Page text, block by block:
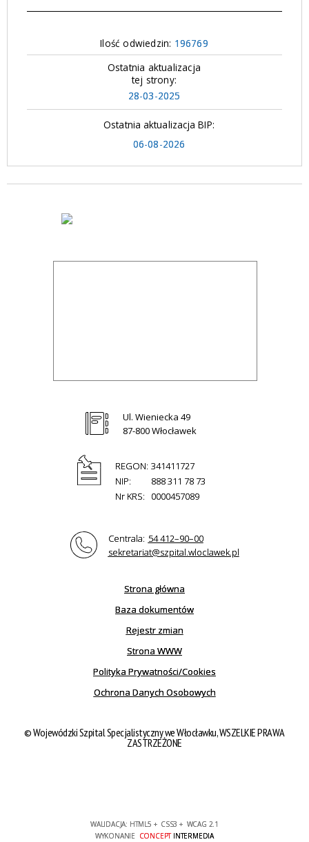
Ilość odwiedzin: 196769
Ostatnia aktualizacja
tej strony:
28-03-2025
Ostatnia aktualizacja BIP:
06-08-2026
Ul. Wieniecka 49
87-800 Włocławek
REGON: 341411727
NIP:
888 311 78 73
Nr KRS:
0000457089
Centrala: 54 412–90–00
sekretariat@szpital.wloclawek.pl
Strona główna
Baza dokumentów
Rejestr zmian
Strona WWW
Polityka Prywatności/Cookies
Ochrona Danych Osobowych
© Wojewódzki Szpital Specjalistyczny we Włocławku, WSZELKIE PRAWA
ZASTRZEŻONE
WALIDACJA: HTML5 + CSS3 + WCAG 2.1
WYKONANIE CONCEPTINTERMEDIA